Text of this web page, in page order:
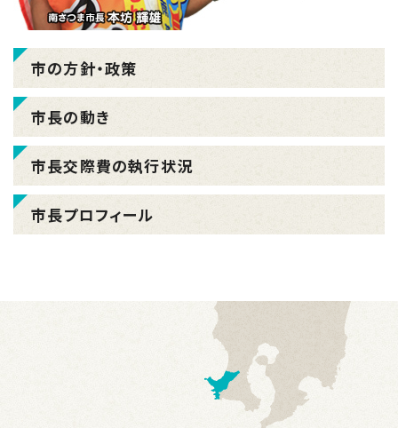
市の方針・政策
市長の動き
市長交際費の執行状況
市長プロフィール